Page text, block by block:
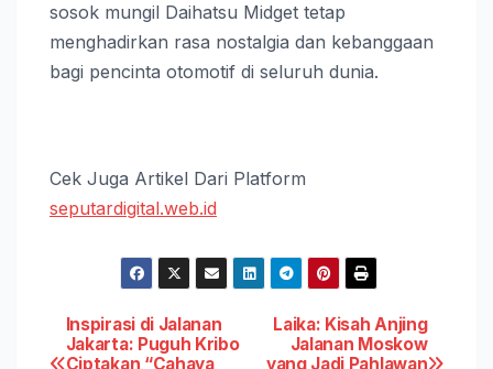
sosok mungil Daihatsu Midget tetap
menghadirkan rasa nostalgia dan kebanggaan
bagi pencinta otomotif di seluruh dunia.
Cek Juga Artikel Dari Platform
seputardigital.web.id
Post
Laika: Kisah Anjing
Jalanan Moskow
yang Jadi Pahlawan
Inspirasi di Jalanan
Jakarta: Puguh Kribo
Ciptakan “Cahaya